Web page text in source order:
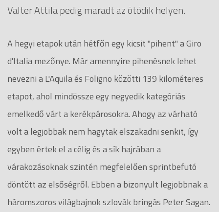
Valter Attila pedig maradt az ötödik helyen.
A hegyi etapok után hétfőn egy kicsit "pihent" a Giro
d'Italia mezőnye. Már amennyire pihenésnek lehet
nevezni a L'Aquila és Foligno közötti 139 kilométeres
etapot, ahol mindössze egy negyedik kategóriás
emelkedő várt a kerékpárosokra. Ahogy az várható
volt a legjobbak nem hagytak elszakadni senkit, így
egyben értek el a célig és a sík hajrában a
várakozásoknak szintén megfelelően sprintbefutó
döntött az elsőségről. Ebben a bizonyult legjobbnak a
háromszoros világbajnok szlovák bringás Peter Sagan.